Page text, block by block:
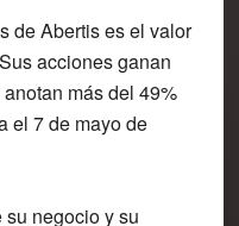
de Abertis es el valor
acciones ganan
más del 49%
el 7 de mayo de
negocio y su